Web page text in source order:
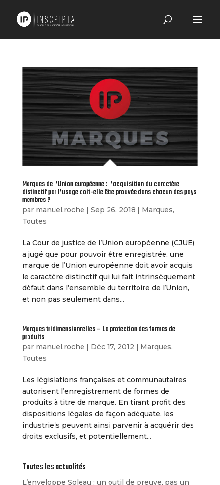
Marques de l’Union européenne : l’acquisition du caractère
distinctif par l’usage doit-elle être prouvée dans chacun des pays
membres ?
par manuel.roche | Sep 26, 2018 | Marques,
Toutes
La Cour de justice de l’Union européenne (CJUE)
a jugé que pour pouvoir être enregistrée, une
marque de l’Union européenne doit avoir acquis
le caractère distinctif qui lui fait intrinsèquement
défaut dans l’ensemble du territoire de l’Union,
et non pas seulement dans...
Marques tridimensionnelles – La protection des formes de
produits
par manuel.roche | Déc 17, 2012 | Marques,
Toutes
Les législations françaises et communautaires
autorisent l’enregistrement de formes de
produits à titre de marque. En tirant profit des
dispositions légales de façon adéquate, les
industriels peuvent ainsi parvenir à acquérir des
droits exclusifs, et potentiellement...
Toutes les actualités
L’enveloppe Soleau : un outil de preuve, pas un